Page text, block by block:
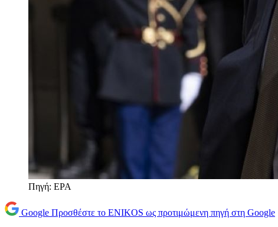
Πηγή: ΕΡΑ
Google Προσθέστε το ENIKOS ως προτιμώμενη πηγή στη Google